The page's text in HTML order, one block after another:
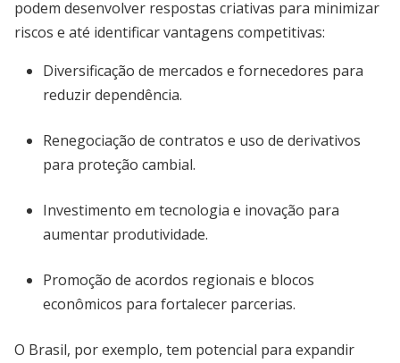
podem desenvolver respostas criativas para minimizar
riscos e até identificar vantagens competitivas:
Diversificação de mercados e fornecedores para
reduzir dependência.
Renegociação de contratos e uso de derivativos
para proteção cambial.
Investimento em tecnologia e inovação para
aumentar produtividade.
Promoção de acordos regionais e blocos
econômicos para fortalecer parcerias.
O Brasil, por exemplo, tem potencial para expandir